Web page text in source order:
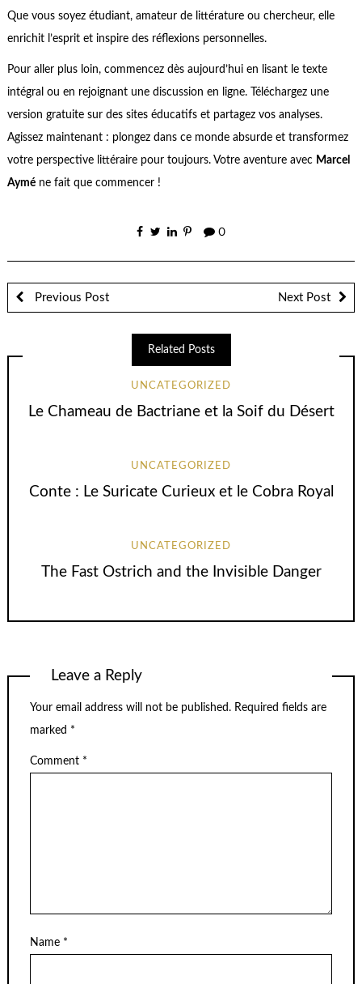
Que vous soyez étudiant, amateur de littérature ou chercheur, elle
enrichit l’esprit et inspire des réflexions personnelles.
Pour aller plus loin, commencez dès aujourd’hui en lisant le texte
intégral ou en rejoignant une discussion en ligne. Téléchargez une
version gratuite sur des sites éducatifs et partagez vos analyses.
Agissez maintenant : plongez dans ce monde absurde et transformez
votre perspective littéraire pour toujours. Votre aventure avec Marcel
Ayméne fait que commencer !
0
Previous Post Next Post
Related Posts
UNCATEGORIZED
Le Chameau de Bactriane et la Soif du Désert
UNCATEGORIZED
Conte : Le Suricate Curieux et le Cobra Royal
UNCATEGORIZED
The Fast Ostrich and the Invisible Danger
Leave a Reply
Your email address will not be published. Required fields are
marked *
Comment *
Name *